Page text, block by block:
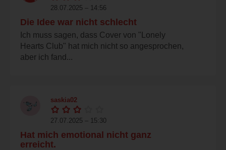
28.07.2025 – 14:56
Die Idee war nicht schlecht
Ich muss sagen, dass Cover von "Lonely
Hearts Club" hat mich nicht so angesprochen,
aber ich fand...
saskia02
27.07.2025 – 15:30
Hat mich emotional nicht ganz
erreicht.